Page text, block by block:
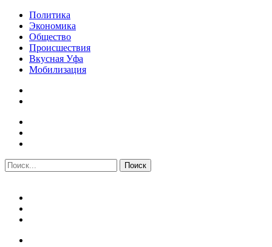
Политика
Экономика
Общество
Происшествия
Вкусная Уфа
Мобилизация